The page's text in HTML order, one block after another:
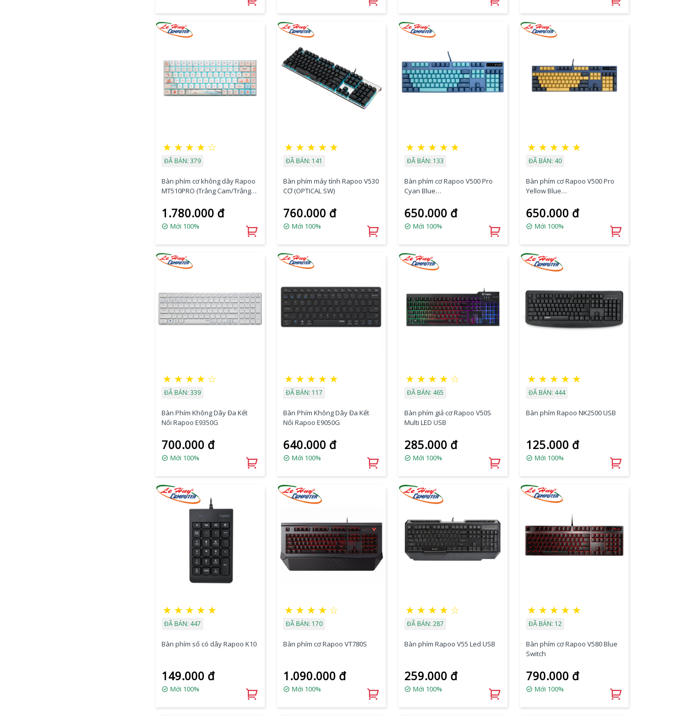
★ ★ ★ ★ ☆
ĐÃ BÁN: 379
Bàn phím cơ không dây Rapoo
MT510PRO (Trắng Cam/Trắng
1.780.000 đ
Mới 100%
★ ★ ★ ★ ★
ĐÃ BÁN: 141
Bàn phím máy tính Rapoo V530
CƠ (OPTICAL SW)
760.000 đ
Mới 100%
★ ★ ★ ★ ★
ĐÃ BÁN: 133
Bàn phím cơ Rapoo V500 Pro
Cyan Blue
650.000 đ
Mới 100%
★ ★ ★ ★ ★
ĐÃ BÁN: 40
Bàn phím cơ Rapoo V500 Pro
Yellow Blue
650.000 đ
Mới 100%
★ ★ ★ ★ ☆
ĐÃ BÁN: 339
Bàn Phím Không Dây Đa Kết
Nối Rapoo E9350G
700.000 đ
Mới 100%
★ ★ ★ ★ ★
ĐÃ BÁN: 117
Bàn Phím Không Dây Đa Kết
Nối Rapoo E9050G
640.000 đ
Mới 100%
★ ★ ★ ★ ☆
ĐÃ BÁN: 465
Bàn phím giả cơ Rapoo V50S
Multi LED USB
285.000 đ
Mới 100%
★ ★ ★ ★ ★
ĐÃ BÁN: 444
Bàn phím Rapoo NK2500 USB
125.000 đ
Mới 100%
★ ★ ★ ★ ★
ĐÃ BÁN: 447
Bàn phím số có dây Rapoo K10
149.000 đ
Mới 100%
★ ★ ★ ★ ☆
ĐÃ BÁN: 170
Bàn phím cơ Rapoo VT780S
1.090.000 đ
Mới 100%
★ ★ ★ ★ ☆
ĐÃ BÁN: 287
Bàn phím Rapoo V55 Led USB
259.000 đ
Mới 100%
★ ★ ★ ★ ★
ĐÃ BÁN: 12
Bàn phím cơ Rapoo V580 Blue
Switch
790.000 đ
Mới 100%